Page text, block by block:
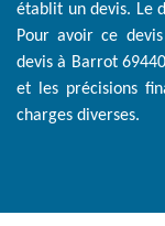
établit un devis. Le
Pour avoir ce
devis à Barrot
et les précisions
charges diverses.